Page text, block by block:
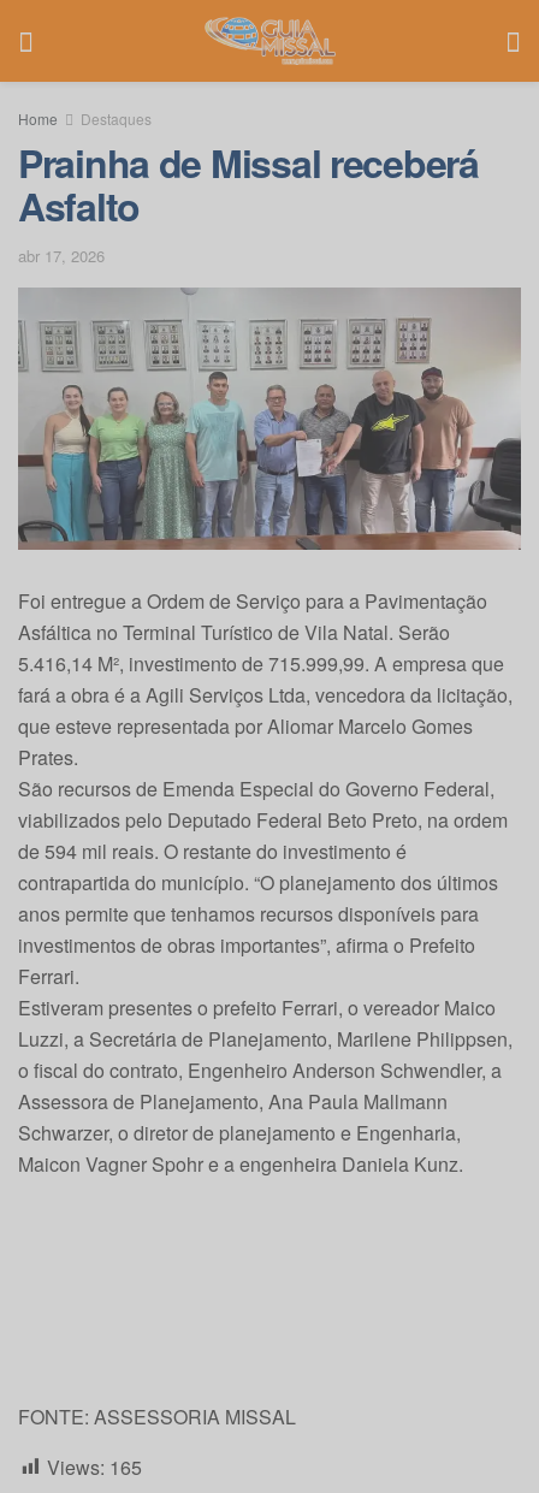
Home Destaques
Prainha de Missal receberá
Asfalto
abr 17, 2026
Foi entregue a Ordem de Serviço para a Pavimentação
Asfáltica no Terminal Turístico de Vila Natal. Serão
5.416,14 M², investimento de 715.999,99. A empresa que
fará a obra é a Agili Serviços Ltda, vencedora da licitação,
que esteve representada por Aliomar Marcelo Gomes
Prates.
São recursos de Emenda Especial do Governo Federal,
viabilizados pelo Deputado Federal Beto Preto, na ordem
de 594 mil reais. O restante do investimento é
contrapartida do município. “O planejamento dos últimos
anos permite que tenhamos recursos disponíveis para
investimentos de obras importantes”, afirma o Prefeito
Ferrari.
Estiveram presentes o prefeito Ferrari, o vereador Maico
Luzzi, a Secretária de Planejamento, Marilene Philippsen,
o fiscal do contrato, Engenheiro Anderson Schwendler, a
Assessora de Planejamento, Ana Paula Mallmann
Schwarzer, o diretor de planejamento e Engenharia,
Maicon Vagner Spohr e a engenheira Daniela Kunz.
FONTE: ASSESSORIA MISSAL
Views: 165